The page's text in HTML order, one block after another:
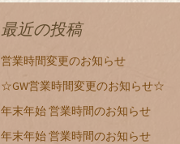
最近の投稿
営業時間変更のお知らせ
☆GW営業時間変更のお知らせ☆
年末年始 営業時間のお知らせ
年末年始 営業時間のお知らせ